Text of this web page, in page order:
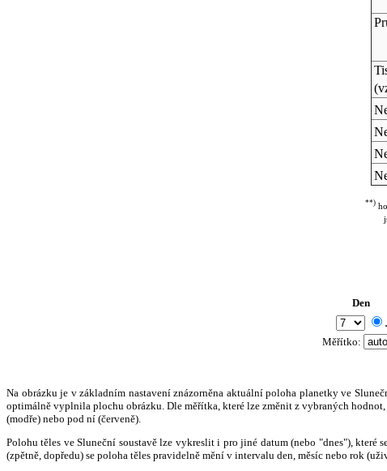
**)
Den
.
Měřítko:
Na obrázku je v základním nastavení znázorněna aktuální poloha planetky ve
optimálně vyplnila plochu obrázku. Dle měřítka, které lze změnit z vybraných
(modře) nebo pod ní (červeně).
Polohu těles ve Sluneční soustavě lze vykreslit i pro jiné datum (nebo "dnes"), které
(zpětně, dopředu) se poloha těles pravidelně mění v intervalu den, měsíc nebo rok